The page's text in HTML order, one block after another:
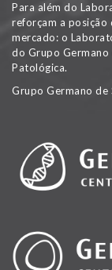
Para além do
reforçam a posição
mercado: o
do Grupo
Patológica.
Grupo Germano